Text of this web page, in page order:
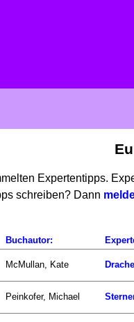
Expertentipps.
schreiben? Dann
Buchautor:
McMullan, Kate
Peinkofer, Michael